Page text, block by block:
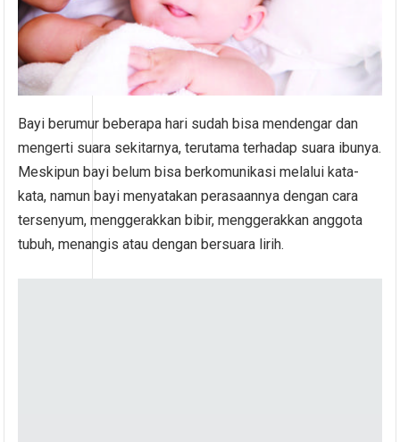
Bayi berumur beberapa hari sudah bisa mendengar dan
mengerti suara sekitarnya, terutama terhadap suara ibunya.
Meskipun bayi belum bisa berkomunikasi melalui kata-
kata, namun bayi menyatakan perasaannya dengan cara
tersenyum, menggerakkan bibir, menggerakkan anggota
tubuh, menangis atau dengan bersuara lirih.